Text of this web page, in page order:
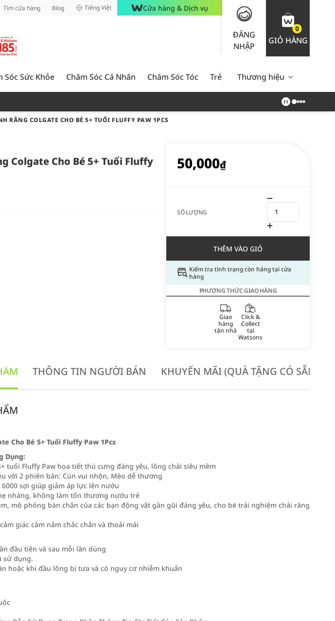
Tìm cửa hàng Blog Tiếng Việt Cửa hàng & Dịch vụ
ĐĂNG
NHẬP
0
GIỎ HÀNG
Sóc Sức Khỏe Chăm Sóc Cá Nhân Chăm Sóc Tóc Trẻ Em Nam Giới Chăm Sóc
Thương hiệu
RĂNG COLGATE CHO BÉ 5+ TUỔI FLUFFY PAW 1PCS
Colgate Cho Bé 5+ Tuổi Fluffy
50,000₫
SỐ LƯỢNG
THÊM VÀO GIỎ
Kiểm tra tình trạng còn hàng tại cửa
hàng
PHƯƠNG THỨC GIAO HÀNG
Giao
hàng
tận nhà
Click &
Collect
tại
Watsons
THÔNG TIN NGƯỜI BÁN KHUYẾN MÃI (QUÀ TẶNG CÓ SẴN
Cho Bé 5+ Tuổi Fluffy Paw 1Pcs
Dụng:
tuổi Fluffy Paw họa tiết thú cưng đáng yêu, lông chải siêu mềm
với 2 phiên bản: Cún vui nhộn, Mèo dễ thương
sợi giúp giảm áp lực lên nướu
nhàng, không làm tổn thương nướu trẻ
mô phỏng bàn chân của các bạn động vật gần gũi đáng yêu, cho bé trải nghiệm chải răng
giác cầm nắm chắc chắn và thoải mái
đầu tiên và sau mỗi lần dùng
sử dụng.
hoặc khi đầu lông bị tưa và có nguy cơ nhiễm khuẩn